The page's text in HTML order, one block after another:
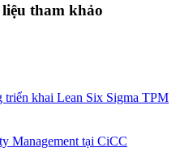
tham khảo
triển khai Lean Six Sigma TPM
Management tại CiCC